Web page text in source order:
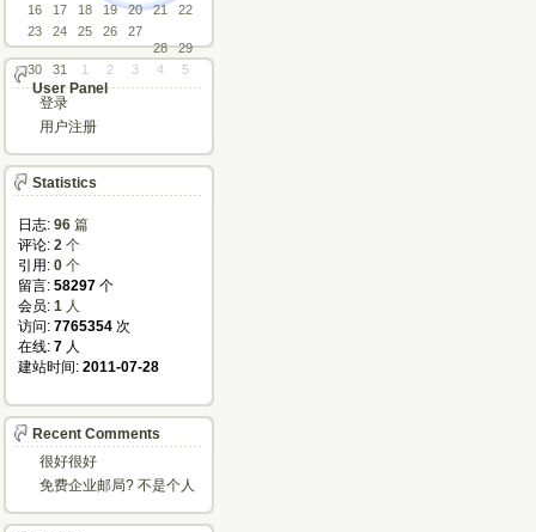
16
17 18 19 20 21
22
23
24 25 26
27
28
29
30
31 1 2 3 4 5
User Panel
登录
用户注册
Statistics
日志: 96 篇
评论: 2 个
引用: 0 个
留言: 58297 个
会员: 1 人
访问: 7765354 次
在线: 7 人
建站时间: 2011-07-28
Recent Comments
很好很好
免费企业邮局? 不是个人